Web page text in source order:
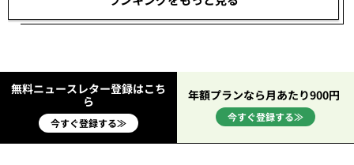
無料ニュースレター登録はこち
ら
今すぐ登録する≫
年額プランなら月あたり900円
今すぐ登録する≫